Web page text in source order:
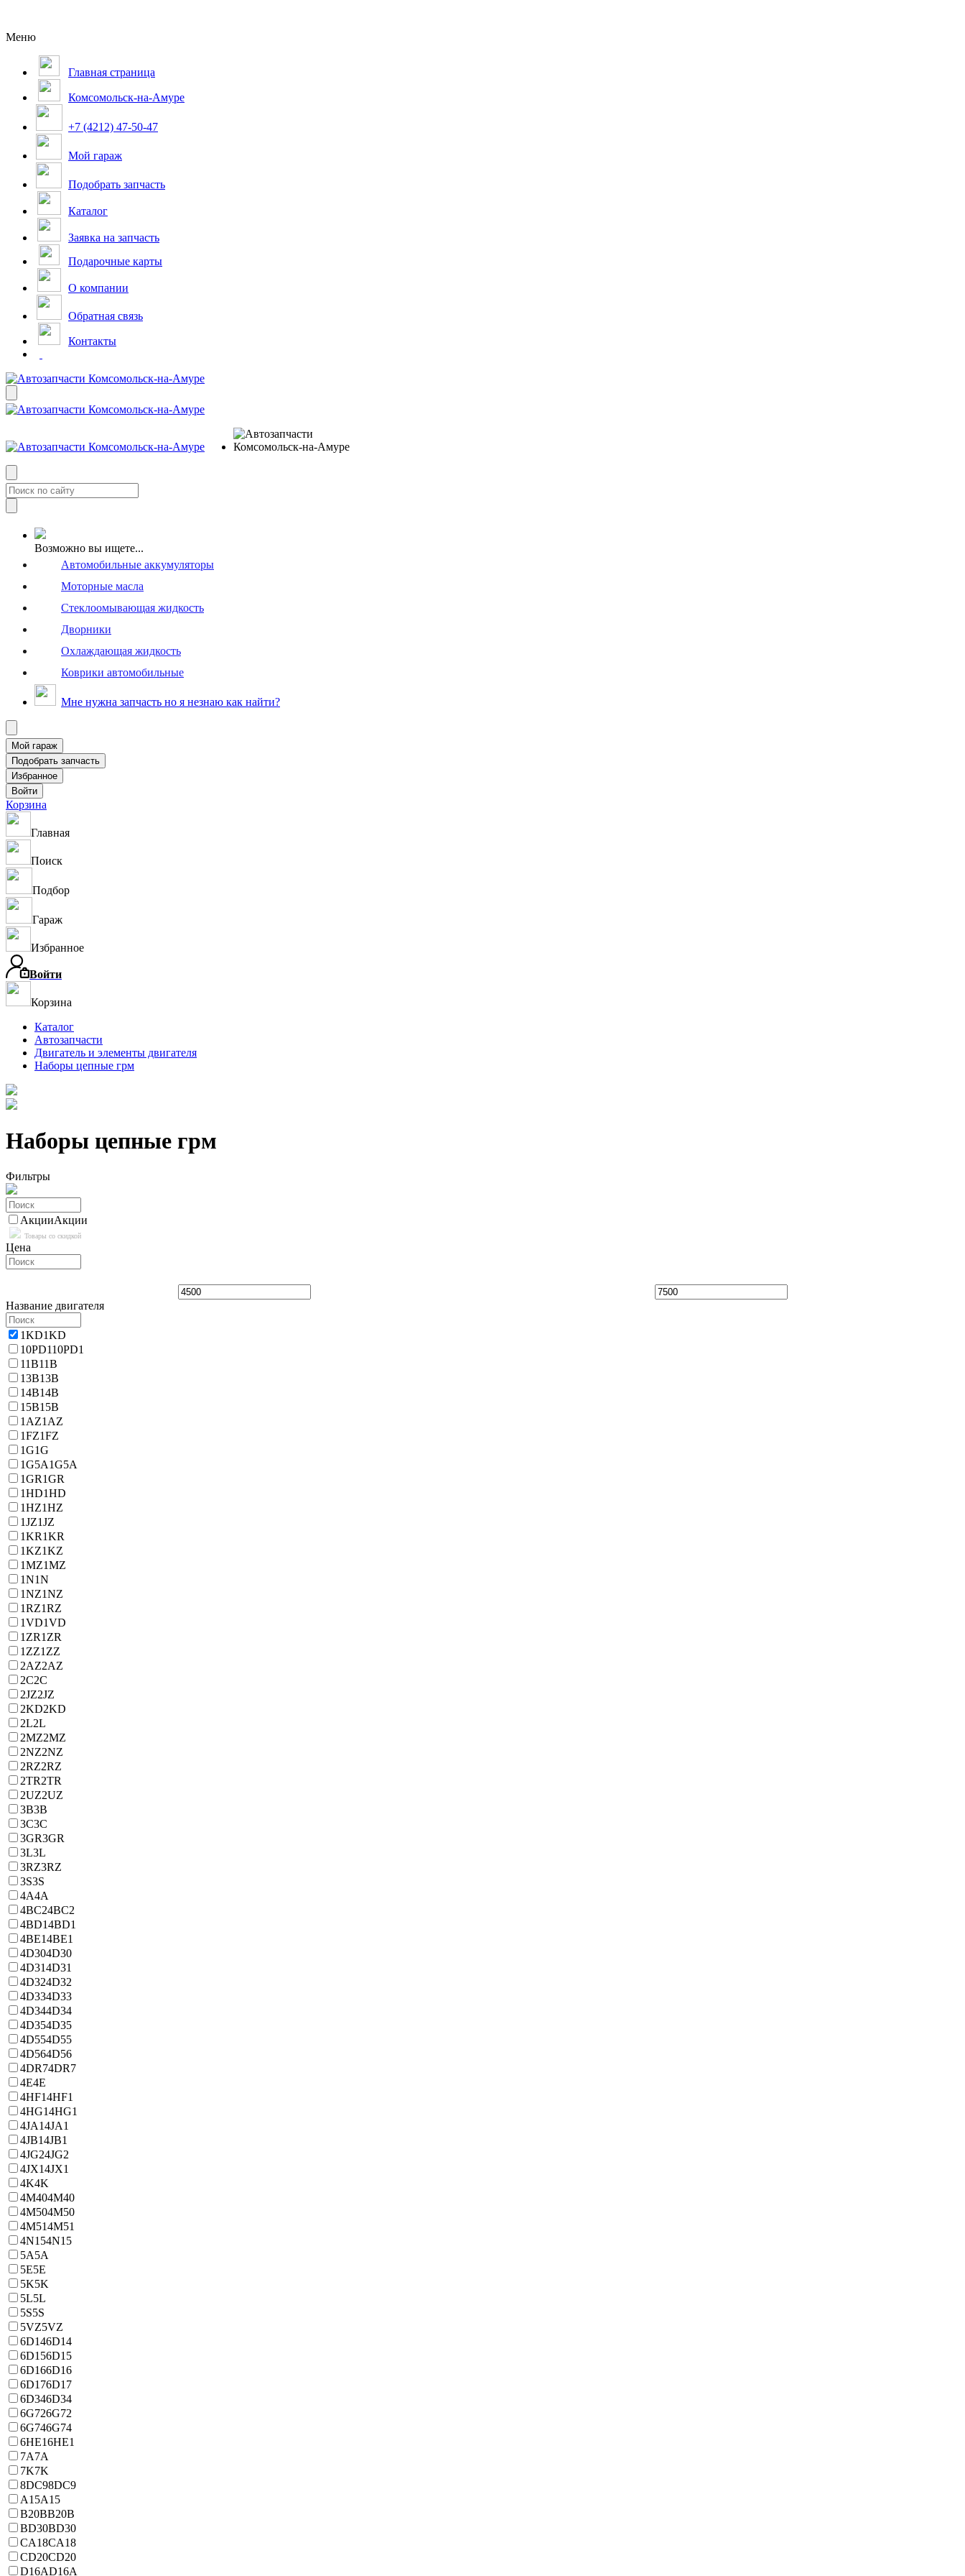
Меню
Главная страница
Комсомольск-на-Амуре
+7 (4212) 47-50-47
Мой гараж
Подобрать запчасть
Каталог
Заявка на запчасть
Подарочные карты
О компании
Обратная связь
Контакты
Возможно вы ищете...
Автомобильные аккумуляторы
Моторные масла
Стеклоомывающая жидкость
Дворники
Охлаждающая жидкость
Коврики автомобильные
Мне нужна запчасть но я незнаю как найти?
Корзина
Главная
Поиск
Подбор
Гараж
Избранное
Войти
Корзина
Каталог
Автозапчасти
Двигатель и элементы двигателя
Наборы цепные грм
Наборы цепные грм
Фильтры
АкцииАкции
Товары со скидкой
Цена
Название двигателя
1KD1KD
10PD110PD1
11B11B
13B13B
14B14B
15B15B
1AZ1AZ
1FZ1FZ
1G1G
1G5A1G5A
1GR1GR
1HD1HD
1HZ1HZ
1JZ1JZ
1KR1KR
1KZ1KZ
1MZ1MZ
1N1N
1NZ1NZ
1RZ1RZ
1VD1VD
1ZR1ZR
1ZZ1ZZ
2AZ2AZ
2C2C
2JZ2JZ
2KD2KD
2L2L
2MZ2MZ
2NZ2NZ
2RZ2RZ
2TR2TR
2UZ2UZ
3B3B
3C3C
3GR3GR
3L3L
3RZ3RZ
3S3S
4A4A
4BC24BC2
4BD14BD1
4BE14BE1
4D304D30
4D314D31
4D324D32
4D334D33
4D344D34
4D354D35
4D554D55
4D564D56
4DR74DR7
4E4E
4HF14HF1
4HG14HG1
4JA14JA1
4JB14JB1
4JG24JG2
4JX14JX1
4K4K
4M404M40
4M504M50
4M514M51
4N154N15
5A5A
5E5E
5K5K
5L5L
5S5S
5VZ5VZ
6D146D14
6D156D15
6D166D16
6D176D17
6D346D34
6G726G72
6G746G74
6HE16HE1
7A7A
7K7K
8DC98DC9
A15A15
B20BB20B
BD30BD30
CA18CA18
CD20CD20
D16AD16A